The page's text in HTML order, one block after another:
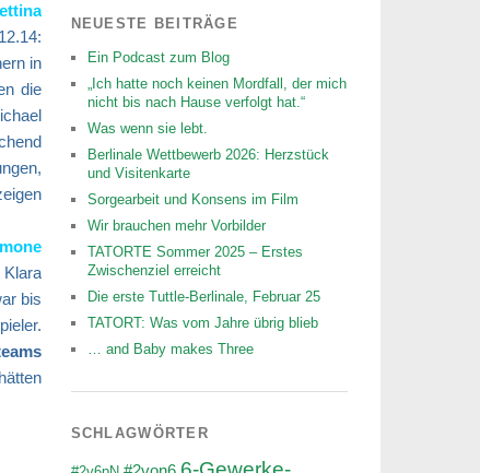
in
die
bis
NEUESTE BEITRÄGE
Ein Podcast zum Blog
„Ich hatte noch keinen Mordfall, der mich
nicht bis nach Hause verfolgt hat.“
Was wenn sie lebt.
Berlinale Wettbewerb 2026: Herzstück
und Visitenkarte
Sorgearbeit und Konsens im Film
Wir brauchen mehr Vorbilder
TATORTE Sommer 2025 – Erstes
Zwischenziel erreicht
Die erste Tuttle-Berlinale, Februar 25
TATORT: Was vom Jahre übrig blieb
… and Baby makes Three
SCHLAGWÖRTER